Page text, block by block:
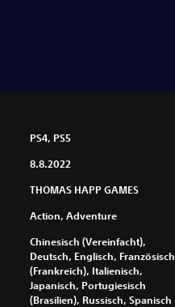
PS4, PS5
8.8.2022
THOMAS HAPP GAMES
Action, Adventure
Chinesisch (Vereinfacht),
Deutsch, Englisch, Französisch
(Frankreich), Italienisch,
Japanisch, Portugiesisch
(Brasilien), Russisch, Spanisch